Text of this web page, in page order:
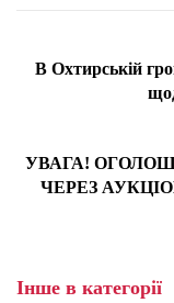
В Охтирській
УВАГА!
ЧЕРЕЗ
Інше в категорії